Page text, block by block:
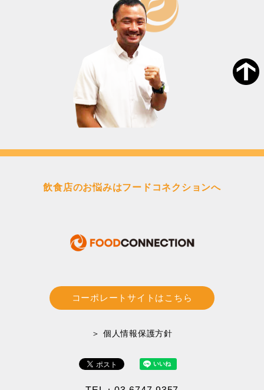
飲食店のお悩みはフードコネクションへ
コーポレートサイトはこちら
＞ 個人情報保護方針